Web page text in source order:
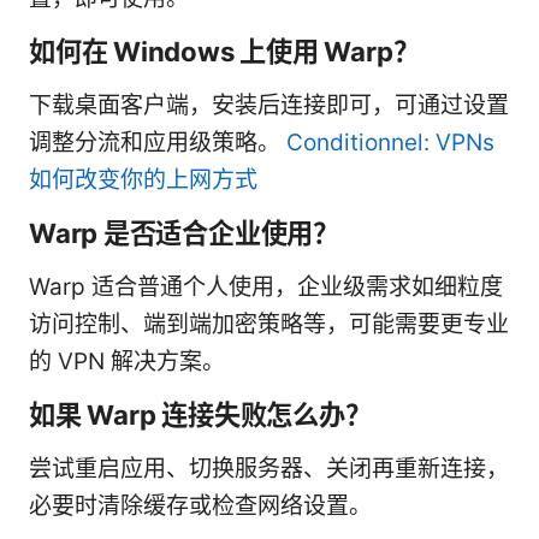
如何在 Windows 上使用 Warp？
下载桌面客户端，安装后连接即可，可通过设置
调整分流和应用级策略。 Conditionnel: VPNs
如何改变你的上网方式
Warp 是否适合企业使用？
Warp 适合普通个人使用，企业级需求如细粒度
访问控制、端到端加密策略等，可能需要更专业
的 VPN 解决方案。
如果 Warp 连接失败怎么办？
尝试重启应用、切换服务器、关闭再重新连接，
必要时清除缓存或检查网络设置。